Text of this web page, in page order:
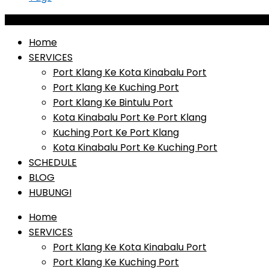
Home
SERVICES
Port Klang Ke Kota Kinabalu Port
Port Klang Ke Kuching Port
Port Klang Ke Bintulu Port
Kota Kinabalu Port Ke Port Klang
Kuching Port Ke Port Klang
Kota Kinabalu Port Ke Kuching Port
SCHEDULE
BLOG
HUBUNGI
Home
SERVICES
Port Klang Ke Kota Kinabalu Port
Port Klang Ke Kuching Port